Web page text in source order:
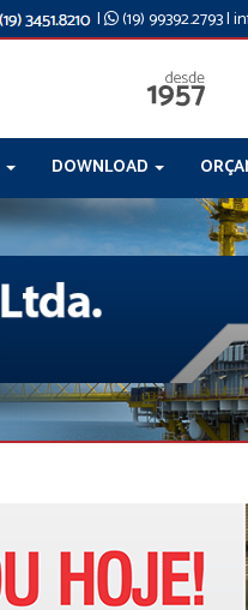
| (19) 99392.2793|
DOWNLOAD